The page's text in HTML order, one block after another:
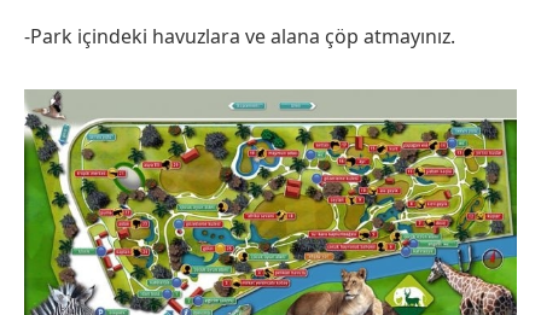
-Park içindeki havuzlara ve alana çöp atmayınız.